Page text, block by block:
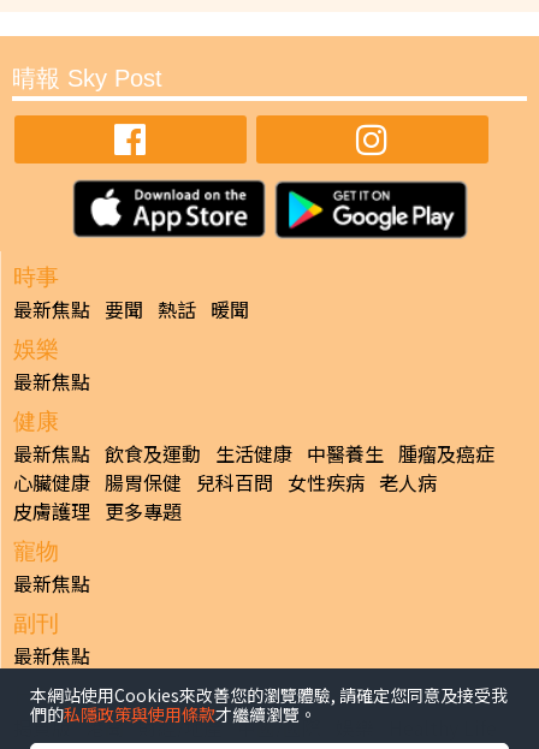
晴報 Sky Post
時事
最新焦點 要聞 熱話 暖聞
娛樂
最新焦點
健康
最新焦點 飲食及運動 生活健康 中醫養生 腫瘤及癌症
心臟健康 腸胃保健 兒科百問 女性疾病 老人病
皮膚護理 更多專題
寵物
最新焦點
副刊
最新焦點
日報
揭頁版 港聞 財經/地產 中國/國際
本網站使用Cookies來改善您的瀏覽體驗, 請確定您同意及接受我
們的私隱政策與使用條款才繼續瀏覽。